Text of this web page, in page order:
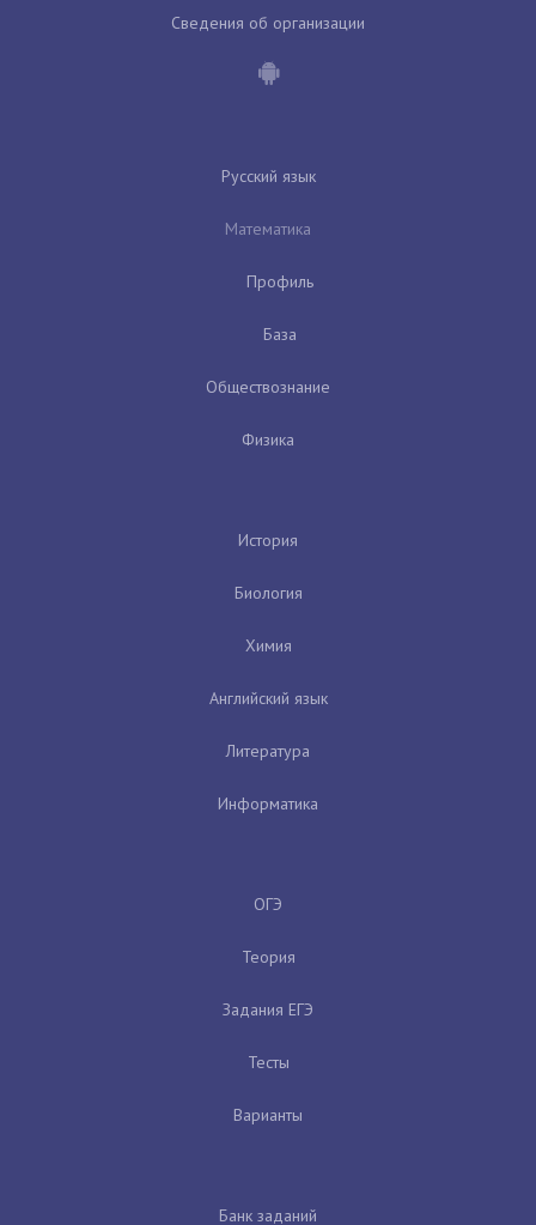
Сведения об организации
Русский язык
Математика
Профиль
База
Обществознание
Физика
История
Биология
Химия
Английский язык
Литература
Информатика
ОГЭ
Теория
Задания ЕГЭ
Тесты
Варианты
Банк заданий